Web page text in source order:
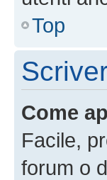
Top
Come
Facile,
forum o